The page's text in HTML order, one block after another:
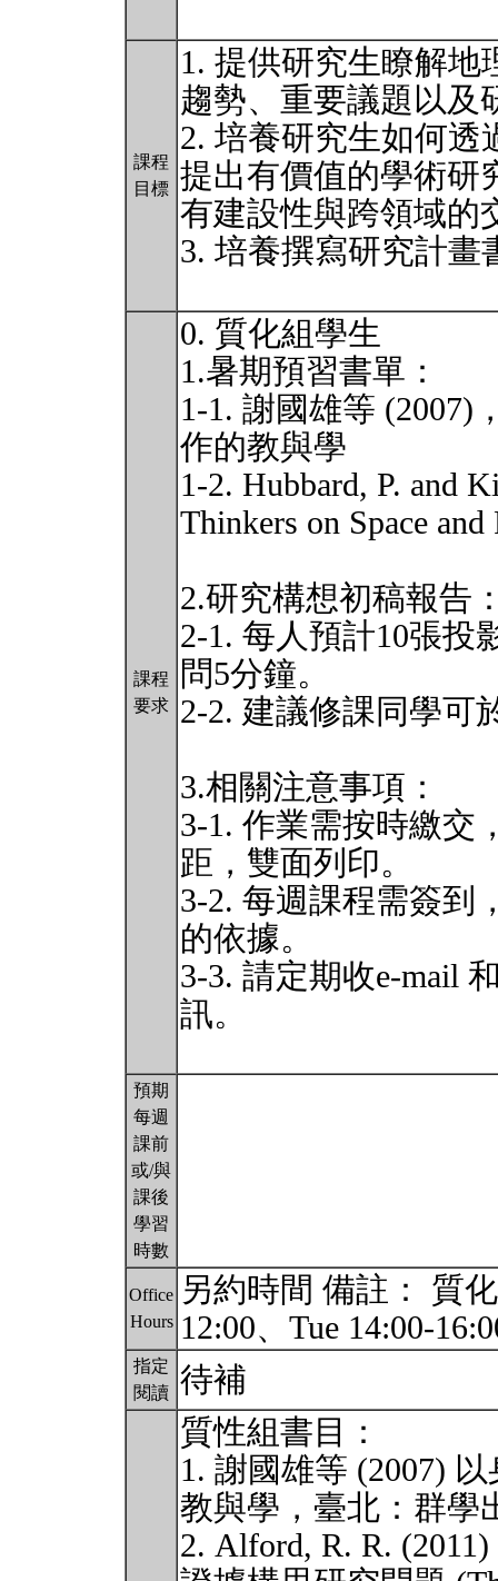
課程
目標
1. 提供研究生瞭解
趨勢、重要議題以及
2. 培養研究生如何透
提出有價值的學術研
有建設性與跨領域的
3. 培養撰寫研究計畫
課程
要求
0. 質化組學生
1.暑期預習書單：
1-1. 謝國雄等 (2007)
作的教與學
1-2. Hubbard, P. and
Thinkers on Space and
2.研究構想初稿報告
2-1. 每人預計10張投
問5分鐘。
2-2. 建議修課同學可
3.相關注意事項：
3-1. 作業需按時繳交
距，雙面列印。
3-2. 每週課程需簽到
的依據。
3-3. 請定期收e-mail
訊。
預期
每週
課前
或/與
課後
學習
時數
Office
Hours
另約時間 備註： 質
12:00、Tue 14:00-
指定
閱讀 待補
質性組書目：
1. 謝國雄等 (2007)
教與學，臺北：群學
2. Alford, R. R.